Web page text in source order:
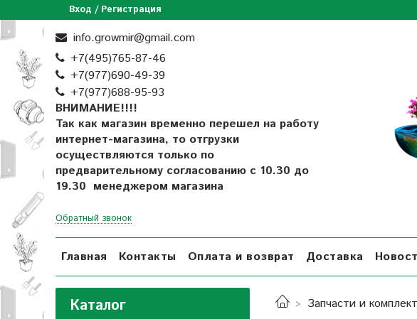
Вход / Регистрация
info.growmir@gmail.com
+7(495)765-87-46
+7(977)690-49-39
+7(977)688-95-93
ВНИМАНИЕ!!!!
Так как магазин временно перешел на работу
интернет-магазина, то отгрузки
осуществляются только по
предварительному согласованию с 10.30 до
19.30 менеджером магазина
Обратный звонок
Главная Контакты Оплата и возврат Доставка
Запчасти и
Каталог